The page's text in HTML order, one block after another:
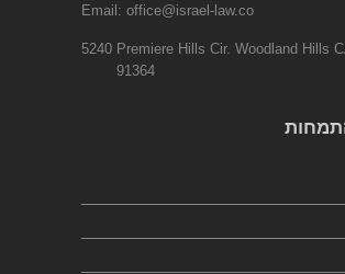
Email: office@israel-law.co
5240 Premiere Hills Cir. Woodland
91364